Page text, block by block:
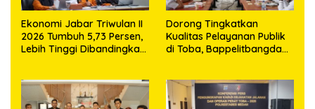
Ekonomi Jabar Triwulan II
2026 Tumbuh 5,73 Persen,
Lebih Tinggi Dibandingkan
Dorong Tingkatkan
Kualitas Pelayanan Publik
di Toba, Bappelitbangda